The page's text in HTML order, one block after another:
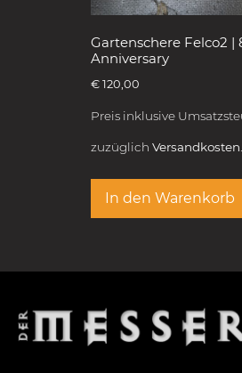
Gartenschere Felco2 |
Anniversary
€ 120,00
Preis inklusive
zuzüglich Versandkosten.
In den Warenkorb